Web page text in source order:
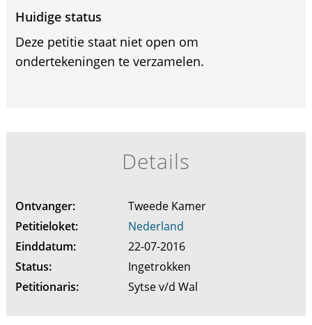
Huidige status
Deze petitie staat niet open om
ondertekeningen te verzamelen.
Details
Ontvanger:
Tweede Kamer
Petitieloket:
Nederland
Einddatum:
22-07-2016
Status:
Ingetrokken
Petitionaris:
Sytse v/d Wal